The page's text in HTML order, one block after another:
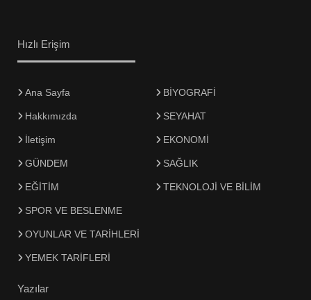
Hızlı Erişim
Ana Sayfa
Hakkımızda
İletişim
GÜNDEM
EĞİTİM
BİYOGRAFİ
SEYAHAT
EKONOMİ
SAĞLIK
TEKNOLOJİ VE BİLİM
SPOR VE BESLENME
OYUNLAR VE TARİHLERİ
YEMEK TARİFLERİ
Yazılar